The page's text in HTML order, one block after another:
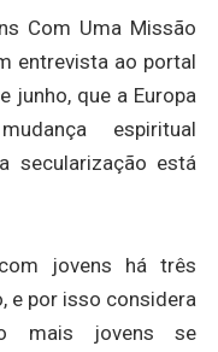
Com Uma Missão
entrevista ao portal
junho, que a Europa
espiritual
secularização está
jovens há três
e por isso considera
mais jovens se